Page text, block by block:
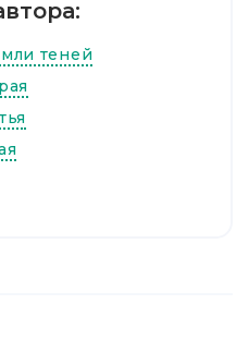
теней